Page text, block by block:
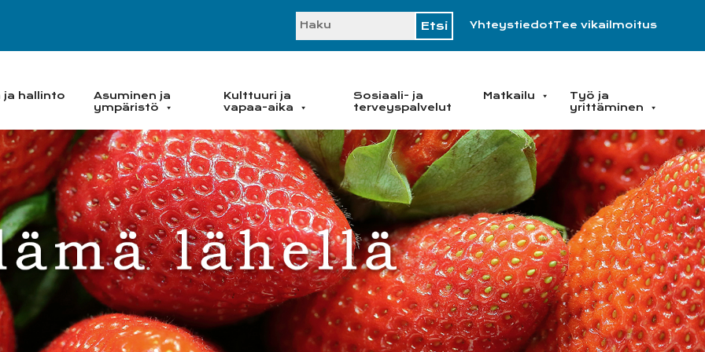
SEARCH
YhteystiedotTee vikailmoitus
ja hallinto
Asuminen ja
ympäristö
Kulttuuri ja
vapaa-aika
Sosiaali- ja
terveyspalvelut
Matkailu
Työ ja
yrittäminen